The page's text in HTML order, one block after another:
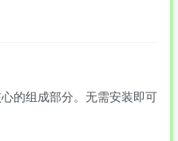
的组成部分。无需安装即可